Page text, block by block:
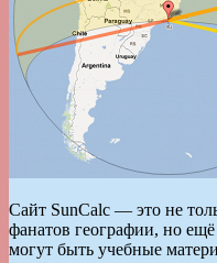
Сайт SunCalc — это не
фанатов географии, но
могут быть учебные